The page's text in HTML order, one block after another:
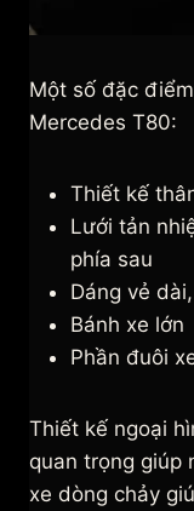
Một số đặc
Mercedes T80:
Thiết kế
Lưới tản
phía sau
Dáng vẻ
Bánh xe lớn
Phần đuôi
Thiết kế ngoại
quan trọng giúp
xe dòng chảy